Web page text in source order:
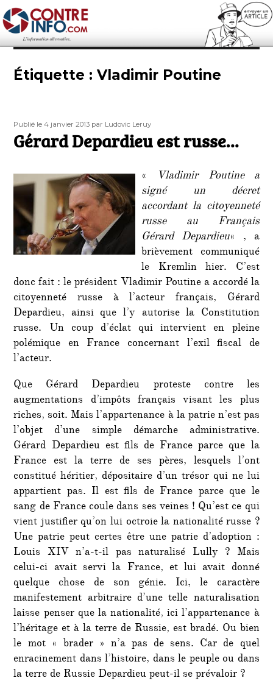
Contre-Info
Étiquette :Vladimir Poutine
Publié
le
Publié le 4 janvier 2013 Auteur
par Ludovic Leruy
Gérard Depardieu est russe…
«
Vladimir Poutine a
signé un décret
accordant la citoyenneté
russe au Français
Gérard Depardieu« , a
brièvement communiqué
le Kremlin hier. C’est
donc fait : le président Vladimir Poutine a accordé la
citoyenneté russe à l’acteur français, Gérard
Depardieu, ainsi que l’y autorise la Constitution
russe. Un coup d’éclat qui intervient en pleine
polémique en France concernant l’exil fiscal de
l’acteur.
Que Gérard Depardieu proteste contre les
augmentations d’impôts français visant les plus
riches, soit. Mais l’appartenance à la patrie n’est pas
l’objet d’une simple démarche administrative.
Gérard Depardieu est fils de France parce que la
France est la terre de ses pères, lesquels l’ont
constitué héritier, dépositaire d’un trésor qui ne lui
appartient pas. Il est fils de France parce que le
sang de France coule dans ses veines ! Qu’est ce qui
vient justifier qu’on lui octroie la nationalité russe ?
Une patrie peut certes être une patrie d’adoption :
Louis XIV n’a-t-il pas naturalisé Lully ? Mais
celui-ci avait servi la France, et lui avait donné
quelque chose de son génie. Ici, le caractère
manifestement arbitraire d’une telle naturalisation
laisse penser que la nationalité, ici l’appartenance à
l’héritage et à la terre de Russie, est bradé. Ou bien
le mot « brader » n’a pas de sens. Car de quel
enracinement dans l’histoire, dans le peuple ou dans
la terre de Russie Depardieu peut-il se prévaloir ?